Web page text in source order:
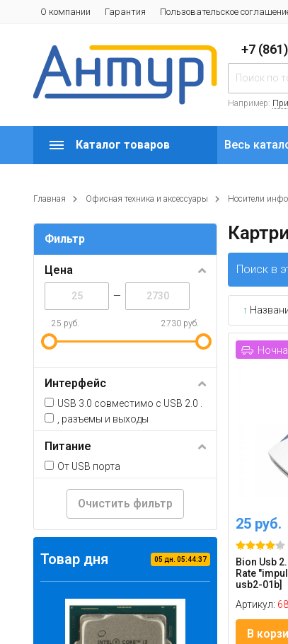
О компании Гарантия Пользовательское
+7
Например:
Каталог товаров Весь
Главная Офисная техника и аксессуары Носители
Фильтр
Цена
—
25 руб. 2730 руб.
Интерфейс
USB 3.0 совместимо с USB 2.0 .
, разъемы и выходы
Питание
От USB порта
Очистить фильтр
Товар дня 05 дн. 05:44:37
Поиск в
↑
25 руб.
Bion Usb
Rate
usb2-01b]
Артикул:
В